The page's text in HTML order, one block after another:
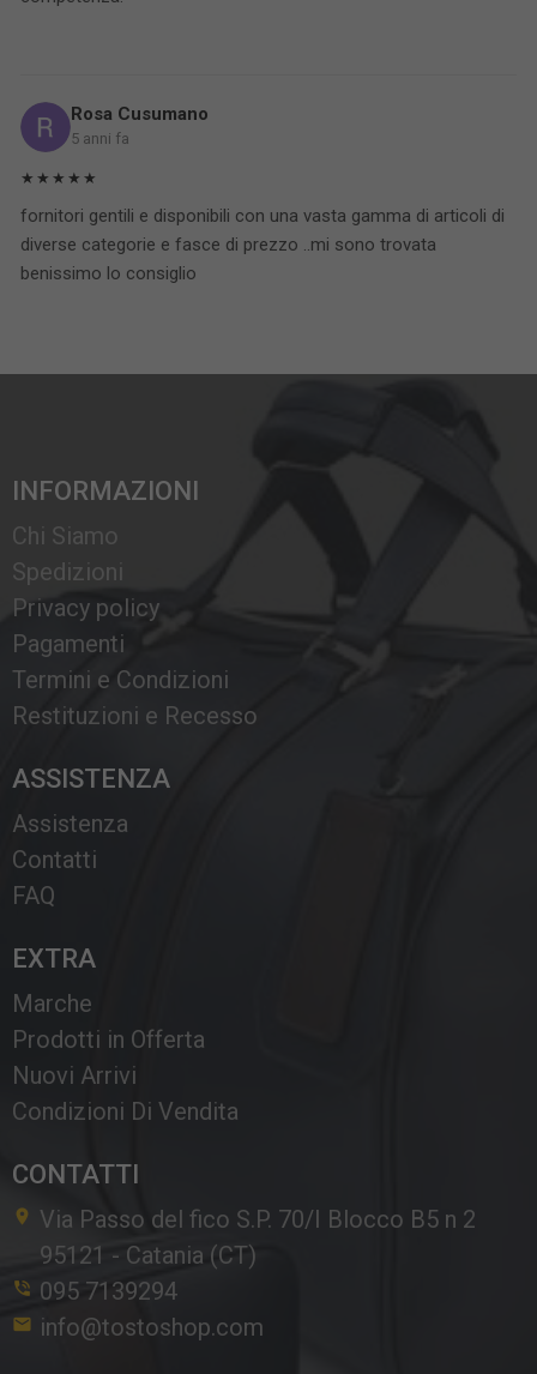
Rosa Cusumano
5 anni fa
★★★★★
fornitori gentili e disponibili con una vasta gamma di articoli di
diverse categorie e fasce di prezzo ..mi sono trovata
benissimo lo consiglio
INFORMAZIONI
Chi Siamo
Spedizioni
Privacy policy
Pagamenti
Termini e Condizioni
Restituzioni e Recesso
ASSISTENZA
Assistenza
Contatti
FAQ
EXTRA
Marche
Prodotti in Offerta
Nuovi Arrivi
Condizioni Di Vendita
CONTATTI
Via Passo del fico S.P. 70/I Blocco B5 n 2
95121 - Catania (CT)
095 7139294
info@tostoshop.com